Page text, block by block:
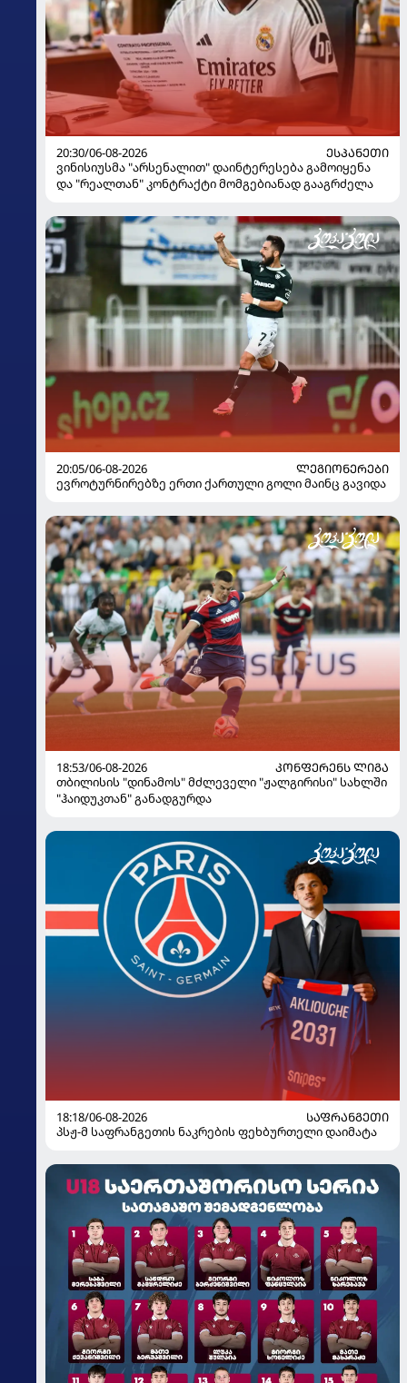
20:30/06-08-2026
ᲔᲡᲞᲐᲜᲔᲗᲘ
ვინისიუსმა "არსენალით" დაინტერესება გამოიყენა
და "რეალთან" კონტრაქტი მომგებიანად გააგრძელა
20:05/06-08-2026
ᲚᲔᲒᲘᲝᲜᲔᲠᲔᲑᲘ
ევროტურნირებზე ერთი ქართული გოლი მაინც გავიდა
18:53/06-08-2026
ᲙᲝᲜᲤᲔᲠᲔᲜᲡ ᲚᲘᲒᲐ
თბილისის "დინამოს" მძლეველი "ჟალგირისი" სახლში
"ჰაიდუკთან" განადგურდა
18:18/06-08-2026
ᲡᲐᲤᲠᲐᲜᲒᲔᲗᲘ
პსჟ-მ საფრანგეთის ნაკრების ფეხბურთელი დაიმატა